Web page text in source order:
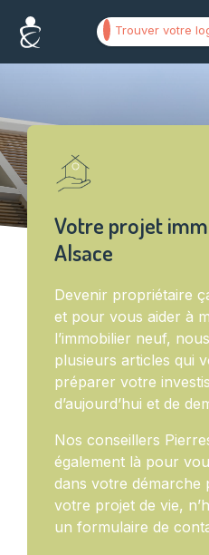
Trouver votre
Votre projet
Alsace
Devenir propriétaire
et pour vous aider à
l’immobilier neuf,
plusieurs articles qui
préparer votre
d’aujourd’hui et de
Nos conseillers
également là pour
dans votre démarche
votre projet de vie,
un formulaire de